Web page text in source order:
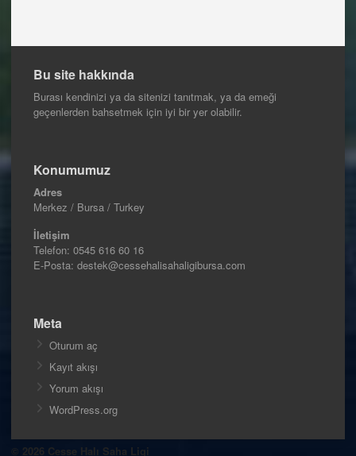
Bu site hakkında
Burası kendinizi ya da sitenizi tanıtmak, ya da emeği
geçenlerden bahsetmek için iyi bir yer olabilir.
Konumumuz
Adres
Merkez / Bursa / Turkey
İletişim
Telefon: 0545 616 60 16
E-Posta: destek@cessehalisahaligibursa.com
Meta
Oturum aç
Kayıt akışı
Yorum akışı
WordPress.org
© 2026 Cesse Halı Saha Ligi